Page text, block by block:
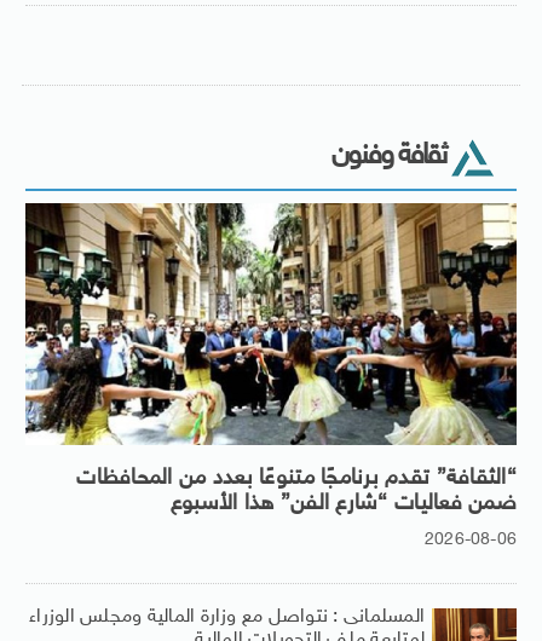
ثقافة وفنون
“الثقافة” تقدم برنامجًا متنوعًا بعدد من المحافظات
ضمن فعاليات “شارع الفن” هذا الأسبوع
2026-08-06
المسلمانى : نتواصل مع وزارة المالية ومجلس الوزراء